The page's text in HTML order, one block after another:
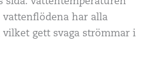
har alla
gett svaga strömmar i